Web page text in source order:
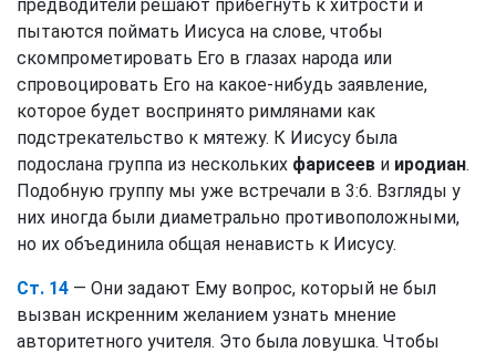
предводители решают прибегнуть к хитрости и
пытаются поймать Иисуса на слове, чтобы
скомпрометировать Его в глазах народа или
спровоцировать Его на какое-нибудь заявление,
которое будет воспринято римлянами как
подстрекательство к мятежу. К Иисусу была
подослана группа из нескольких фарисеев и иродиан.
Подобную группу мы уже встречали в 3:6. Взгляды у
них иногда были диаметрально противоположными,
но их объединила общая ненависть к Иисусу.
Ст. 14 — Они задают Ему вопрос, который не был
вызван искренним желанием узнать мнение
авторитетного учителя. Это была ловушка. Чтобы